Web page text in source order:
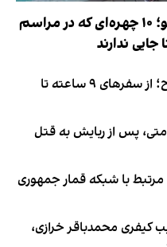
لیست ممنوعه کریستیانو؛ ۱۰ چهره‌ای که در مراسم
ندارند
روایت فداکاری‌های محمد صلاح؛ از سفرهای ۹ ساعته تا
پس از ربایش به قتل
مرتبط با شبکه قمار جمهوری
کیفری محمدباقر خرازی،